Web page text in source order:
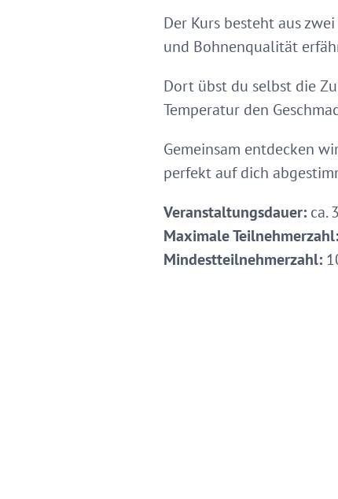
Der Kurs besteht aus
und Bohnenqualität
Dort übst du selbst die
Temperatur den
Gemeinsam entdecken
perfekt auf dich
Veranstaltungsdauer: ca.
Maximale Teilnehmerzahl:
Mindestteilnehmerzahl: